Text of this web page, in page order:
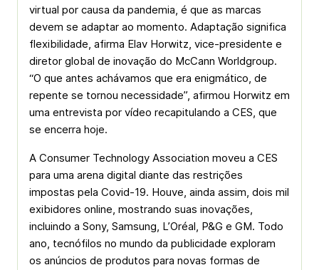
virtual por causa da pandemia, é que as marcas
devem se adaptar ao momento. Adaptação significa
flexibilidade, afirma Elav Horwitz, vice-presidente e
diretor global de inovação do McCann Worldgroup.
“O que antes achávamos que era enigmático, de
repente se tornou necessidade”, afirmou Horwitz em
uma entrevista por vídeo recapitulando a CES, que
se encerra hoje.
A Consumer Technology Association moveu a CES
para uma arena digital diante das restrições
impostas pela Covid-19. Houve, ainda assim, dois mil
exibidores online, mostrando suas inovações,
incluindo a Sony, Samsung, L’Oréal, P&G e GM. Todo
ano, tecnófilos no mundo da publicidade exploram
os anúncios de produtos para novas formas de